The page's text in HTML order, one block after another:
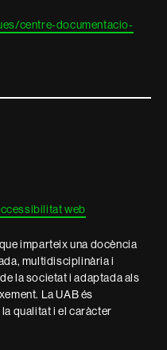
centre-documentacio-
web
imparteix una docència
multidisciplinària i
la societat i adaptada als
La UAB és
qualitat i el caràcter